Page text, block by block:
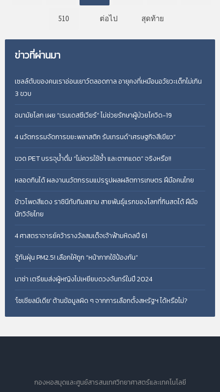
510 ต่อไป สุดท้าย
ข่าวที่ผ่านมา
เซลล์ตับของคนเราอ่อนเยาว์ตลอดกาล อายุคงที่เหมือนอวัยวะเด็กไม่เกิน
3 ขวบ
อนามัยโลก เผย “เรมเดสซีเวียร์” ไม่ช่วยรักษาผู้ป่วยโควิด-19
4 นวัตกรรมจัดการขยะพลาสติก รับเทรนด์“เศรษฐกิจสีเขียว”
ขวด PET บรรจุน้ำดื่ม “ไม่ควรใช้ซ้ำ และตากแดด” จริงหรือ!!
หลอดกินได้ ผลงานนวัตกรรมแปรรูปผลผลิตการเกษตร ฝีมือคนไทย
ข้าวโพดสีแดง ราชินีทับทิมสยาม สายพันธุ์แรกของโลกที่กินสดได้ ฝีมือ
นักวิจัยไทย
4 ศาสตราจารย์คว้ารางวัลสมเด็จเจ้าฟ้ามหิดลปี 61
รู้ทันฝุ่น PM2.5! เลือกให้ถูก “หน้ากากใช้ป้องกัน”
นาซ่า เตรียมส่งผู้หญิงไปเหยียบดวงจันทร์ในปี 2024
'โซเชียลมีเดีย' ต้านข้อมูลผิด ๆ จากการเลือกตั้งสหรัฐฯ ได้หรือไม่?
กองหอสมุดและศูนย์สารสนเทศวิทยาศาสตร์และเทคโนโลยี